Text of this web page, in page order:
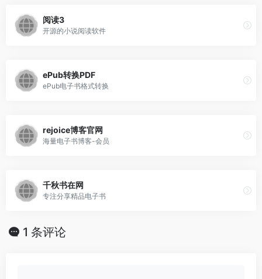
阅读3
开源的小说阅读软件
ePub转换PDF
ePub电子书格式转换
rejoice博客官网
海量电子书博客-会员
千秋书在网
专注分享精品电子书
1 条评论